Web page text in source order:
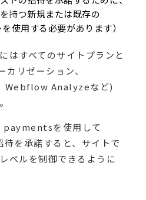
持つ新規または既存の
使用する必要があります）
はすべてのサイトプランと
リゼーション、
Analyzeなど)
paymentsを使用して
を承諾すると、サイトで
ベルを制御できるように